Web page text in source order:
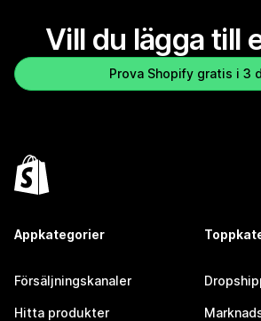
Vill du lägga till
Prova Shopify gratis i 3
Appkategorier
Försäljningskanaler
Hitta produkter